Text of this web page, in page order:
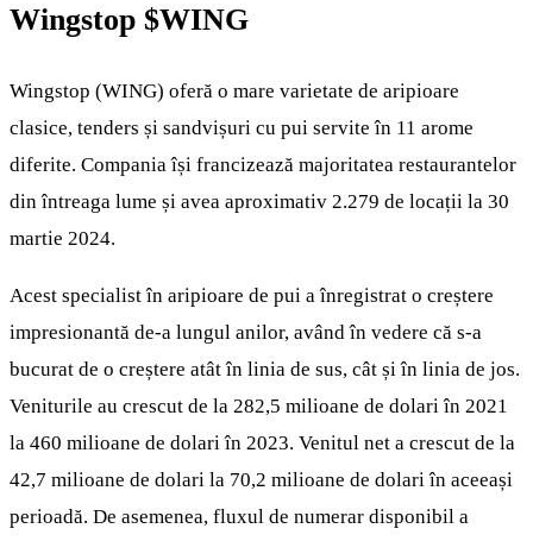
Wingstop $WING
Wingstop (WING) oferă o mare varietate de aripioare
clasice, tenders și sandvișuri cu pui servite în 11 arome
diferite. Compania își francizează majoritatea restaurantelor
din întreaga lume și avea aproximativ 2.279 de locații la 30
martie 2024.
Acest specialist în aripioare de pui a înregistrat o creștere
impresionantă de-a lungul anilor, având în vedere că s-a
bucurat de o creștere atât în linia de sus, cât și în linia de jos.
Veniturile au crescut de la 282,5 milioane de dolari în 2021
la 460 milioane de dolari în 2023. Venitul net a crescut de la
42,7 milioane de dolari la 70,2 milioane de dolari în aceeași
perioadă. De asemenea, fluxul de numerar disponibil a